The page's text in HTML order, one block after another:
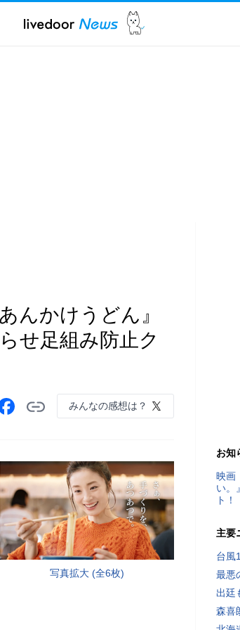
んかけうどん』
せ足組み防止ク
みんなの感想は？
写真拡大 (全6枚)
お知
映画
い。
ト！
主要
台風
最悪
出廷
森喜